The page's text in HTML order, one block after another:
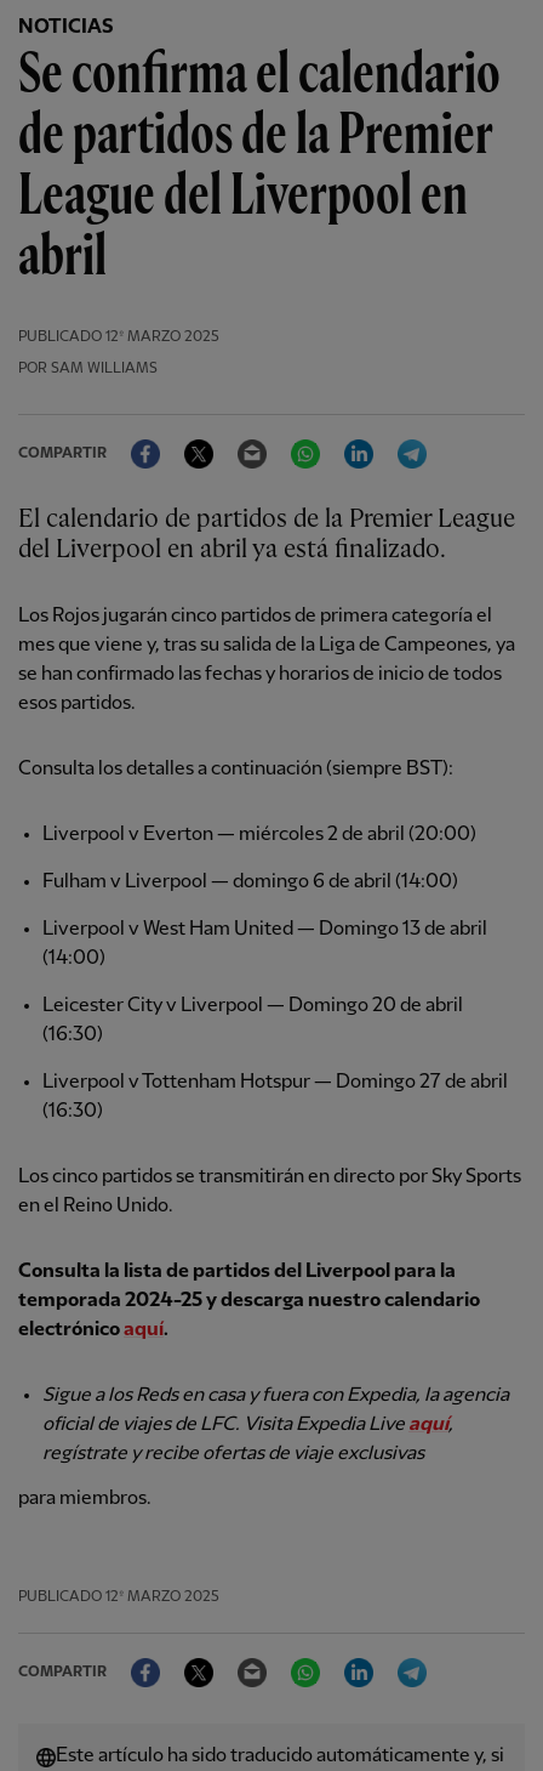
NOTICIAS
Se confirma el calendario
de partidos de la Premier
League del Liverpool en
abril
PUBLICADO 12º MARZO 2025
POR SAM WILLIAMS
COMPARTIR
FacebookTwitter Email WhatsAppLinkedIn
El calendario de partidos de la Premier League
del Liverpool en abril ya está finalizado.
Los Rojos jugarán cinco partidos de primera categoría el
mes que viene y, tras su salida de la Liga de Campeones, ya
se han confirmado las fechas y horarios de inicio de todos
esos partidos.
Consulta los detalles a continuación (siempre BST):
Liverpool v Everton — miércoles 2 de abril (20:00)
Fulham v Liverpool — domingo 6 de abril (14:00)
Liverpool v West Ham United — Domingo 13 de abril
(14:00)
Leicester City v Liverpool — Domingo 20 de abril
(16:30)
Liverpool v Tottenham Hotspur — Domingo 27 de abril
(16:30)
Los cinco partidos se transmitirán en directo por Sky Sports
en el Reino Unido.
Consulta la lista de partidos del Liverpool para la
temporada 2024-25 y descarga nuestro calendario
electrónicoaquí.
Sigue a los Reds en casa y fuera con Expedia, la agencia
oficial de viajes de LFC. Visita Expedia Live aquí,
regístrate y recibe ofertas de viaje exclusivas
para miembros.
PUBLICADO 12º MARZO 2025
COMPARTIR
FacebookTwitter Email WhatsAppLinkedIn
Este artículo ha sido traducido automáticamente y, si